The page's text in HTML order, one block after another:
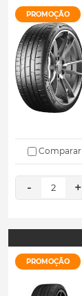
PROMOÇÃO
Comparar
- 2 +
PROMOÇÃO